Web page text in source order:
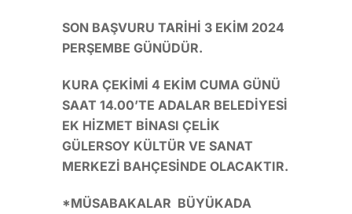
SON BAŞVURU TARİHİ 3 EKİM 2024
PERŞEMBE GÜNÜDÜR.
KURA ÇEKİMİ 4 EKİM CUMA GÜNÜ
SAAT 14.00’TE ADALAR BELEDİYESİ
EK HİZMET BİNASI ÇELİK
GÜLERSOY KÜLTÜR VE SANAT
MERKEZİ BAHÇESİNDE OLACAKTIR.
*MÜSABAKALAR BÜYÜKADA